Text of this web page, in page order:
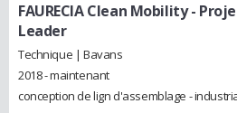
FAURECIA Clean Mobility-
Leader
Technique | Bavans
2018 - maintenant
conception de lign d'assemblage -